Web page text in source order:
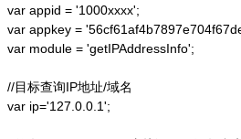
var appid = '1000xxxx';
var appkey =
var module = 'getIPAddressInfo';
//目标查询IP地址/域名
var ip='127.0.0.1';